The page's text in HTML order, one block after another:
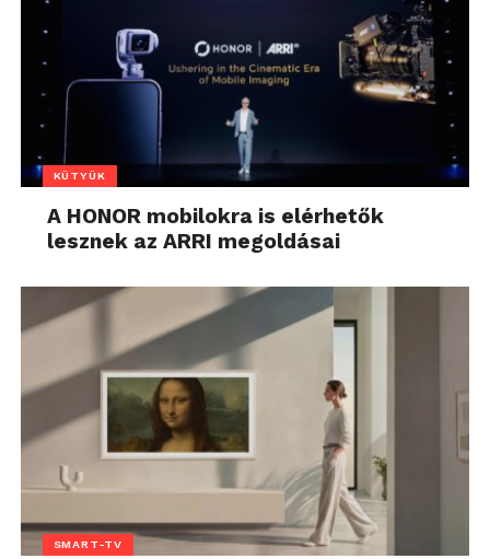
KÜTYÜK
A HONOR mobilokra is elérhetők
lesznek az ARRI megoldásai
SMART-TV